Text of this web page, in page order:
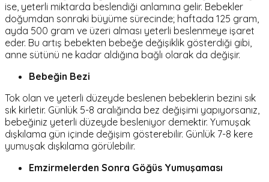
ise, yeterli miktarda beslendiği anlamına gelir. Bebekler
doğumdan sonraki büyüme sürecinde; haftada 125 gram,
ayda 500 gram ve üzeri alması yeterli beslenmeye işaret
eder. Bu artış bebekten bebeğe değişiklik gösterdiği gibi,
anne sütünü ne kadar aldığına bağlı olarak da değişir.
Bebeğin Bezi
Tok olan ve yeterli düzeyde beslenen bebeklerin bezini sık
sık kirletir. Günlük 5-8 aralığında bez değişimi yapıyorsanız,
bebeğiniz yeterli düzeyde besleniyor demektir. Yumuşak
dışkılama gün içinde değişim gösterebilir. Günlük 7-8 kere
yumuşak dışkılama görülebilir.
Emzirmelerden Sonra Göğüs Yumuşaması